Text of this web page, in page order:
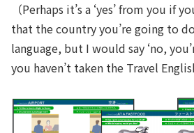
（Perhaps it’s a ‘yes’ from you if
that the country you’re going to
language, but I would say ‘no,
you haven’t taken the Travel